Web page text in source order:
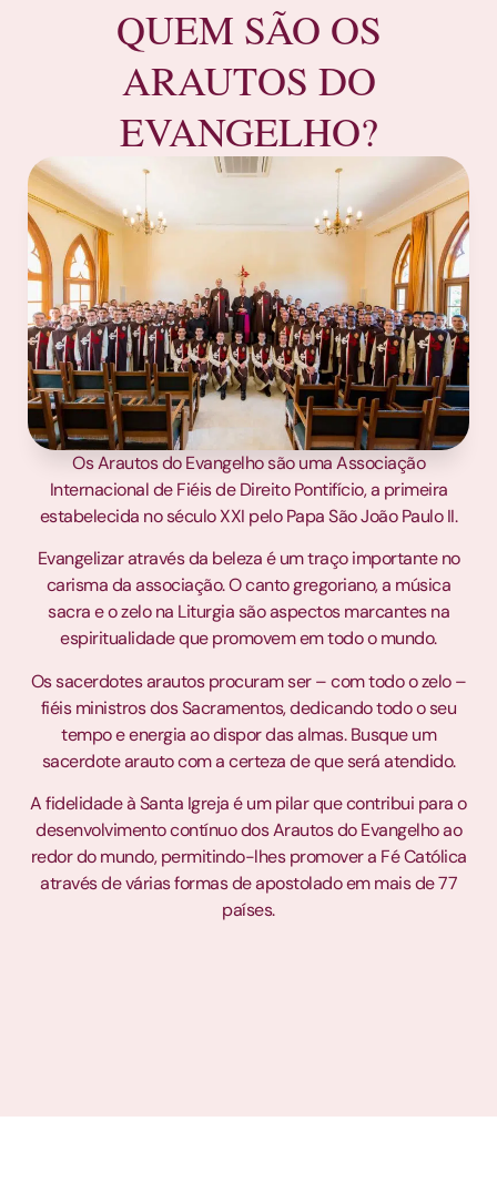
QUEM SÃO OS
ARAUTOS DO
EVANGELHO?
Os Arautos do Evangelho são uma Associação
Internacional de Fiéis de Direito Pontifício, a primeira
estabelecida no século XXI pelo Papa São João Paulo II.
Evangelizar através da beleza é um traço importante no
carisma da associação. O canto gregoriano, a música
sacra e o zelo na Liturgia são aspectos marcantes na
espiritualidade que promovem em todo o mundo.
Os sacerdotes arautos procuram ser – com todo o zelo –
fiéis ministros dos Sacramentos, dedicando todo o seu
tempo e energia ao dispor das almas. Busque um
sacerdote arauto com a certeza de que será atendido.
A fidelidade à Santa Igreja é um pilar que contribui para o
desenvolvimento contínuo dos Arautos do Evangelho ao
redor do mundo, permitindo-lhes promover a Fé Católica
através de várias formas de apostolado em mais de 77
países.